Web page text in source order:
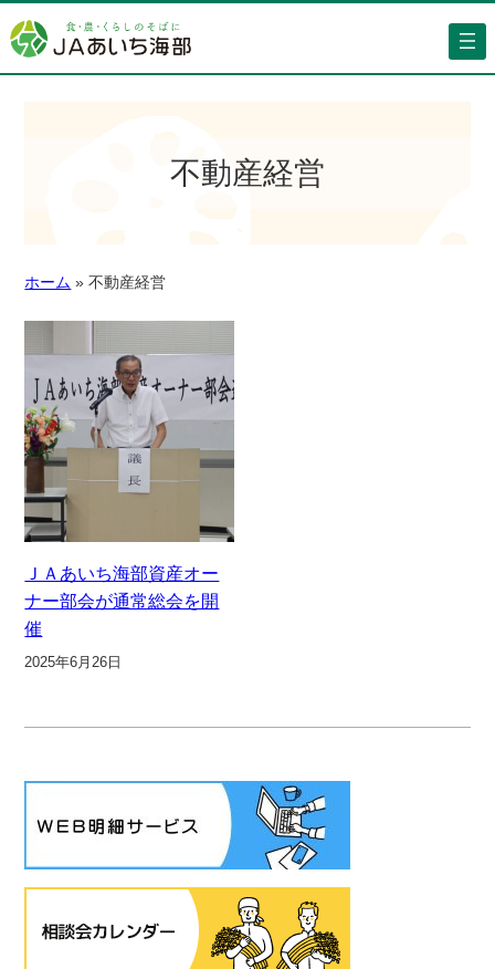
不動産経営
ホーム » 不動産経営
ＪＡあいち海部資産オー
ナー部会が通常総会を開
催
2025年6月26日